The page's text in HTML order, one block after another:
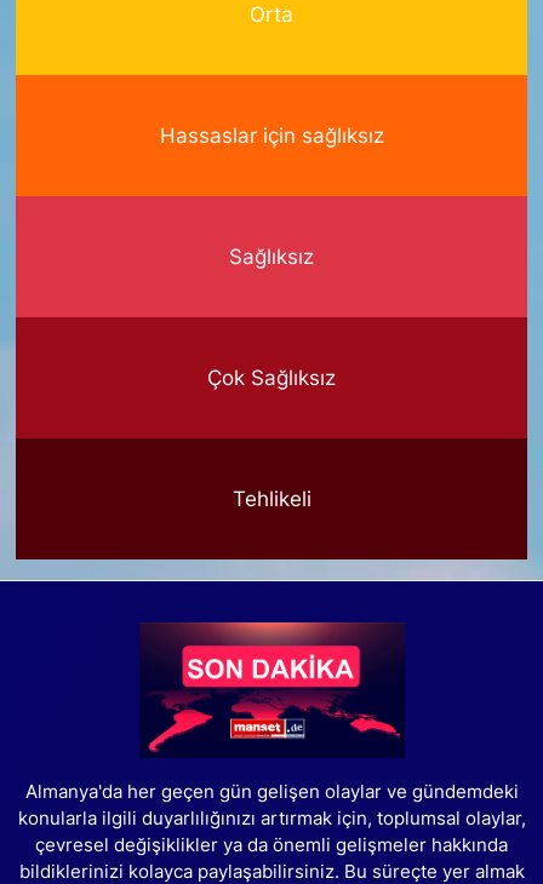
Orta
Hassaslar için sağlıksız
Sağlıksız
Çok Sağlıksız
Tehlikeli
Almanya'da her geçen gün gelişen olaylar ve gündemdeki
konularla ilgili duyarlılığınızı artırmak için, toplumsal olaylar,
çevresel değişiklikler ya da önemli gelişmeler hakkında
bildiklerinizi kolayca paylaşabilirsiniz. Bu süreçte yer almak